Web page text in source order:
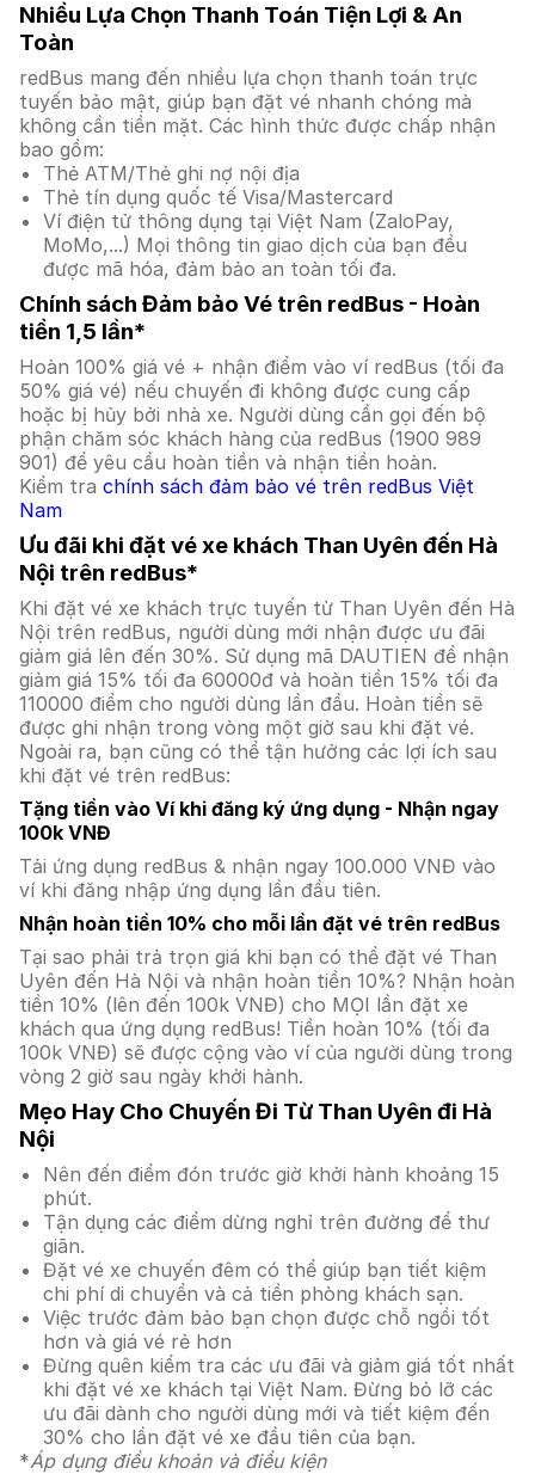
Nhiều Lựa Chọn Thanh Toán Tiện Lợi & An
Toàn
redBus mang đến nhiều lựa chọn thanh toán trực
tuyến bảo mật, giúp bạn đặt vé nhanh chóng mà
không cần tiền mặt. Các hình thức được chấp nhận
bao gồm:
Thẻ ATM/Thẻ ghi nợ nội địa
Thẻ tín dụng quốc tế Visa/Mastercard
Ví điện tử thông dụng tại Việt Nam (ZaloPay,
MoMo,...) Mọi thông tin giao dịch của bạn đều
được mã hóa, đảm bảo an toàn tối đa.
Chính sách Đảm bảo Vé trên redBus - Hoàn
tiền 1,5 lần*
Hoàn 100% giá vé + nhận điểm vào ví redBus (tối đa
50% giá vé) nếu chuyến đi không được cung cấp
hoặc bị hủy bởi nhà xe. Người dùng cần gọi đến bộ
phận chăm sóc khách hàng của redBus (1900 989
901) để yêu cầu hoàn tiền và nhận tiền hoàn.
Kiểm tra chính sách đảm bảo vé trên redBus Việt
Nam
Ưu đãi khi đặt vé xe khách Than Uyên đến Hà
Nội trên redBus*
Khi đặt vé xe khách trực tuyến từ Than Uyên đến Hà
Nội trên redBus, người dùng mới nhận được ưu đãi
giảm giá lên đến 30%. Sử dụng mã DAUTIEN để nhận
giảm giá 15% tối đa 60000đ và hoàn tiền 15% tối đa
110000 điểm cho người dùng lần đầu. Hoàn tiền sẽ
được ghi nhận trong vòng một giờ sau khi đặt vé.
Ngoài ra, bạn cũng có thể tận hưởng các lợi ích sau
khi đặt vé trên redBus:
Tặng tiền vào Ví khi đăng ký ứng dụng - Nhận ngay
100k VNĐ
Tải ứng dụng redBus & nhận ngay 100.000 VNĐ vào
ví khi đăng nhập ứng dụng lần đầu tiên.
Nhận hoàn tiền 10% cho mỗi lần đặt vé trên redBus
Tại sao phải trả trọn giá khi bạn có thể đặt vé Than
Uyên đến Hà Nội và nhận hoàn tiền 10%? Nhận hoàn
tiền 10% (lên đến 100k VNĐ) cho MỌI lần đặt xe
khách qua ứng dụng redBus! Tiền hoàn 10% (tối đa
100k VNĐ) sẽ được cộng vào ví của người dùng trong
vòng 2 giờ sau ngày khởi hành.
Mẹo Hay Cho Chuyến Đi Từ Than Uyên đi Hà
Nội
Nên đến điểm đón trước giờ khởi hành khoảng 15
phút.
Tận dụng các điểm dừng nghỉ trên đường để thư
giãn.
Đặt vé xe chuyến đêm có thể giúp bạn tiết kiệm
chi phí di chuyển và cả tiền phòng khách sạn.
Việc trước đảm bảo bạn chọn được chỗ ngồi tốt
hơn và giá vé rẻ hơn
Đừng quên kiểm tra các ưu đãi và giảm giá tốt nhất
khi đặt vé xe khách tại Việt Nam. Đừng bỏ lỡ các
ưu đãi dành cho người dùng mới và tiết kiệm đến
30% cho lần đặt vé xe đầu tiên của bạn.
*Áp dụng điều khoản và điều kiện